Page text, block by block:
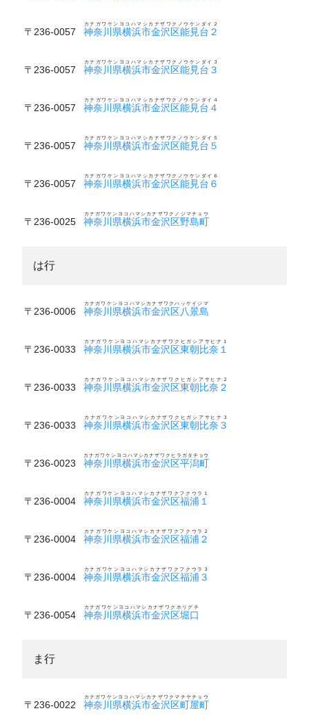
〒236-0057 神奈川県横浜市金沢区能見台２
カナガワケンヨコハマシカナザワクノウケンダイ２
〒236-0057 神奈川県横浜市金沢区能見台３
カナガワケンヨコハマシカナザワクノウケンダイ３
〒236-0057 神奈川県横浜市金沢区能見台４
カナガワケンヨコハマシカナザワクノウケンダイ４
〒236-0057 神奈川県横浜市金沢区能見台５
カナガワケンヨコハマシカナザワクノウケンダイ５
〒236-0057 神奈川県横浜市金沢区能見台６
カナガワケンヨコハマシカナザワクノウケンダイ６
〒236-0025 神奈川県横浜市金沢区野島町
カナガワケンヨコハマシカナザワクノジマチョウ
は行
〒236-0006 神奈川県横浜市金沢区八景島
カナガワケンヨコハマシカナザワクハッケイジマ
〒236-0033 神奈川県横浜市金沢区東朝比奈１
カナガワケンヨコハマシカナザワクヒガシアサヒナ１
〒236-0033 神奈川県横浜市金沢区東朝比奈２
カナガワケンヨコハマシカナザワクヒガシアサヒナ２
〒236-0033 神奈川県横浜市金沢区東朝比奈３
カナガワケンヨコハマシカナザワクヒガシアサヒナ３
〒236-0023 神奈川県横浜市金沢区平潟町
カナガワケンヨコハマシカナザワクヒラガタチョウ
〒236-0004 神奈川県横浜市金沢区福浦１
カナガワケンヨコハマシカナザワクフクウラ１
〒236-0004 神奈川県横浜市金沢区福浦２
カナガワケンヨコハマシカナザワクフクウラ２
〒236-0004 神奈川県横浜市金沢区福浦３
カナガワケンヨコハマシカナザワクフクウラ３
〒236-0054 神奈川県横浜市金沢区堀口
カナガワケンヨコハマシカナザワクホリグチ
ま行
〒236-0022 神奈川県横浜市金沢区町屋町
カナガワケンヨコハマシカナザワクマチヤチョウ